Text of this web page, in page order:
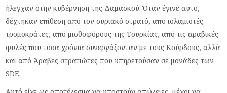
ήλεγχαν στην κυβέρνηση της Δαμασκού. Όταν έγινε αυτό,
δέχτηκαν επίθεση από τον συριακό στρατό, από ισλαμιστές
τρομοκράτες, από μισθοφόρους της Τουρκίας, από τις αραβικές
φυλές που τόσα χρόνια συνεργάζονταν με τους Κούρδους, αλλά
και από Άραβες στρατιώτες που υπηρετούσαν σε μονάδες των
SDF.